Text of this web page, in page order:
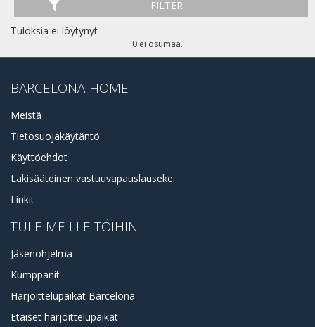
FILTER
Tuloksia ei löytynyt
0 ei osumaa.
BARCELONA-HOME
Meistä
Tietosuojakäytäntö
Käyttöehdot
Lakisääteinen vastuuvapauslauseke
Linkit
TULE MEILLE TÖIHIN
Jäsenohjelma
Kumppanit
Harjoittelupaikat Barcelona
Etäiset harjoittelupaikat